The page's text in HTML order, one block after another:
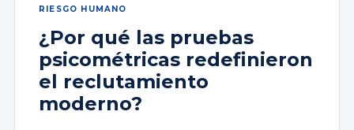
RIESGO HUMANO
¿Por qué las pruebas
psicométricas redefinieron
el reclutamiento
moderno?